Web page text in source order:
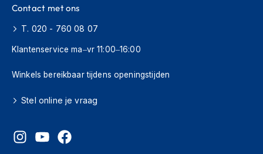
e
h
l
e
D
m
e
Contact met ons
T. 020 - 760 08 07
Klantenservice ma–vr 11:00–16:00
Winkels bereikbaar tijdens openingstijden
Stel online je vraag